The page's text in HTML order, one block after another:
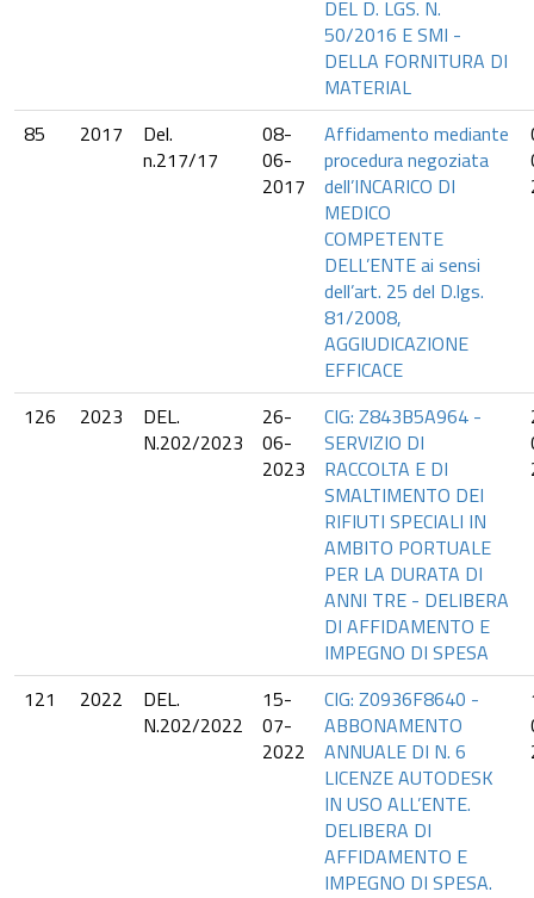
DEL D. LGS. N.
50/2016 E SMI -
DELLA FORNITURA DI
MATERIAL
85
2017
Del.
n.217/17
08-
06-
2017
Affidamento mediante
procedura negoziata
dell’INCARICO DI
MEDICO
COMPETENTE
DELL’ENTE ai sensi
dell’art. 25 del D.lgs.
81/2008,
AGGIUDICAZIONE
EFFICACE
126 2023
DEL.
N.202/2023
26-
06-
2023
CIG: Z843B5A964 -
SERVIZIO DI
RACCOLTA E DI
SMALTIMENTO DEI
RIFIUTI SPECIALI IN
AMBITO PORTUALE
PER LA DURATA DI
ANNI TRE - DELIBERA
DI AFFIDAMENTO E
IMPEGNO DI SPESA
121 2022
DEL.
N.202/2022
15-
07-
2022
CIG: Z0936F8640 -
ABBONAMENTO
ANNUALE DI N. 6
LICENZE AUTODESK
IN USO ALL’ENTE.
DELIBERA DI
AFFIDAMENTO E
IMPEGNO DI SPESA.